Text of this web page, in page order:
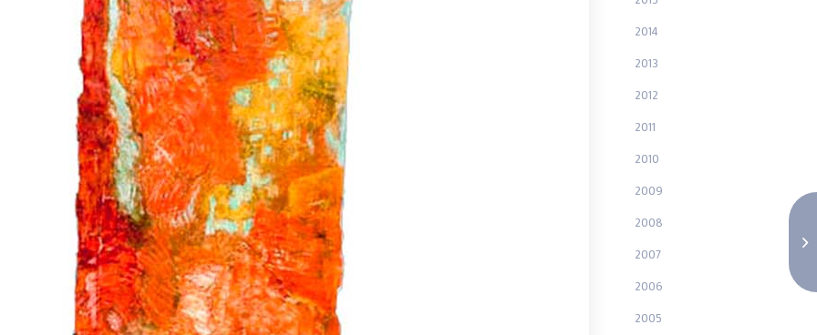
2014
2013
2012
2011
2010
2009
2008
2007
2006
2005